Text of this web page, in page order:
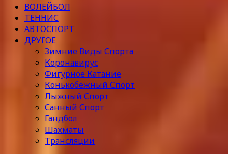
ВОЛЕЙБОЛ
ТЕННИС
АВТОСПОРТ
ДРУГОЕ
Зимние Виды Спорта
Коронавирус
Фигурное Катание
Конькобежный Спорт
Лыжный Спорт
Санный Спорт
Гандбол
Шахматы
Трансляции